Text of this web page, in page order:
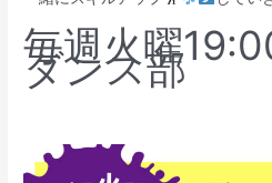
毎週火曜
ダンス部